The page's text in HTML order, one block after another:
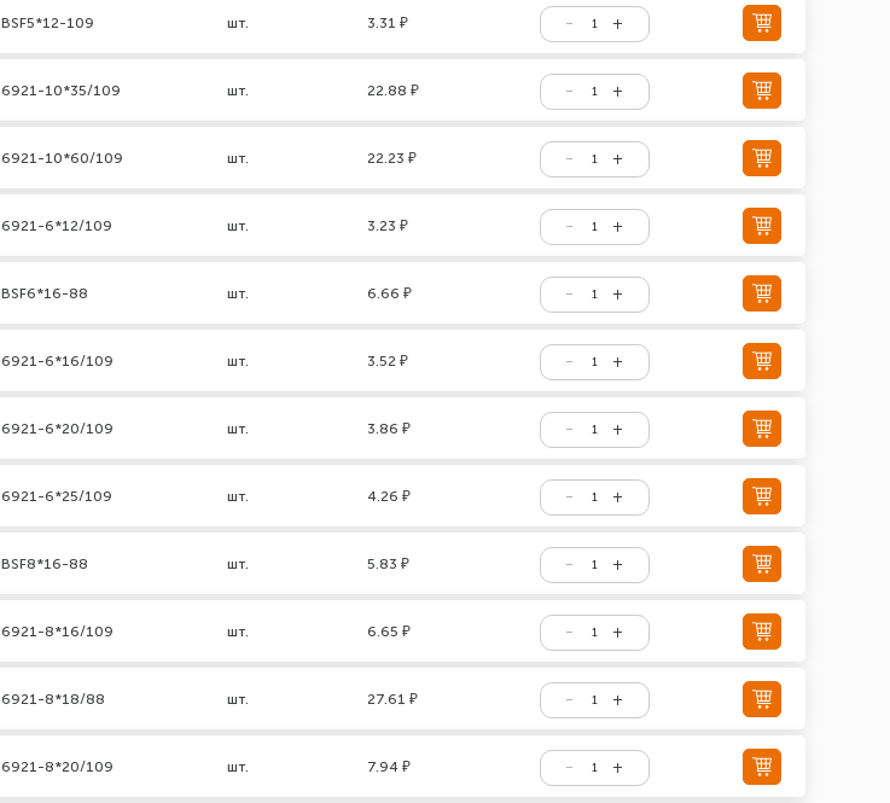
BSF5*12-109 шт. 3.31 ₽
6921-10*35/109 шт. 22.88 ₽
6921-10*60/109 шт. 22.23 ₽
6921-6*12/109 шт. 3.23 ₽
BSF6*16-88 шт. 6.66 ₽
6921-6*16/109 шт. 3.52 ₽
6921-6*20/109 шт. 3.86 ₽
6921-6*25/109 шт. 4.26 ₽
BSF8*16-88 шт. 5.83 ₽
6921-8*16/109 шт. 6.65 ₽
6921-8*18/88 шт. 27.61 ₽
6921-8*20/109 шт. 7.94 ₽